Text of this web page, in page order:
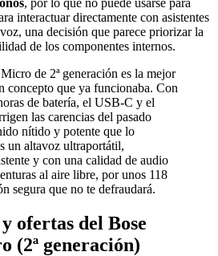
, por lo que no puede usarse para
interactuar directamente con asistentes
una decisión que parece priorizar la
de los componentes internos.
de 2ª generación es la mejor
concepto que ya funcionaba. Con
de batería, el USB-C y el
las carencias del pasado
nítido y potente que lo
un altavoz ultraportátil,
y con una calidad de audio
al aire libre, por unos 118
segura que no te defraudará.
ofertas del Bose
(2ª generación)